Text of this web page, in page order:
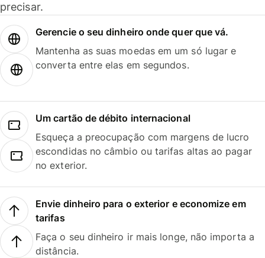
precisar.
Gerencie o seu dinheiro onde quer que vá.
Mantenha as suas moedas em um só lugar e
converta entre elas em segundos.
Um cartão de débito internacional
Esqueça a preocupação com margens de lucro
escondidas no câmbio ou tarifas altas ao pagar
no exterior.
Envie dinheiro para o exterior e economize em
tarifas
Faça o seu dinheiro ir mais longe, não importa a
distância.